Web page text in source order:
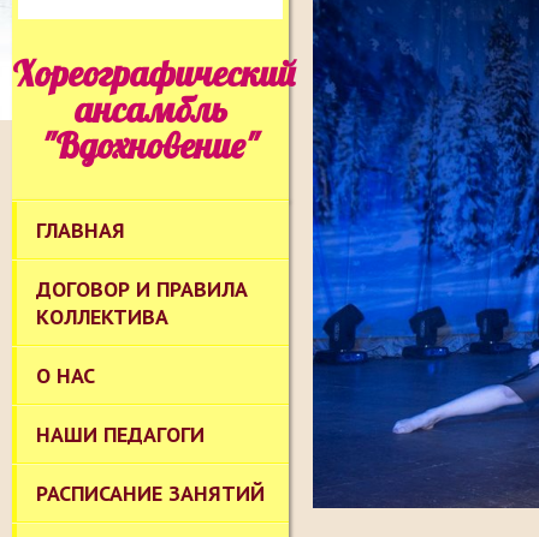
Хореографический
ансамбль
"Вдохновение"
ГЛАВНАЯ
ДОГОВОР И ПРАВИЛА
КОЛЛЕКТИВА
О НАС
НАШИ ПЕДАГОГИ
РАСПИСАНИЕ ЗАНЯТИЙ